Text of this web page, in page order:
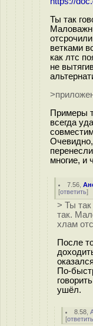
Ты так
ветками
как лтс
не
Примеры
всегда
многие, и
7.56 ,
[ответить]
> Ты
так.
хлам
После
По-
ушёл.
8.58 ,
[ответить